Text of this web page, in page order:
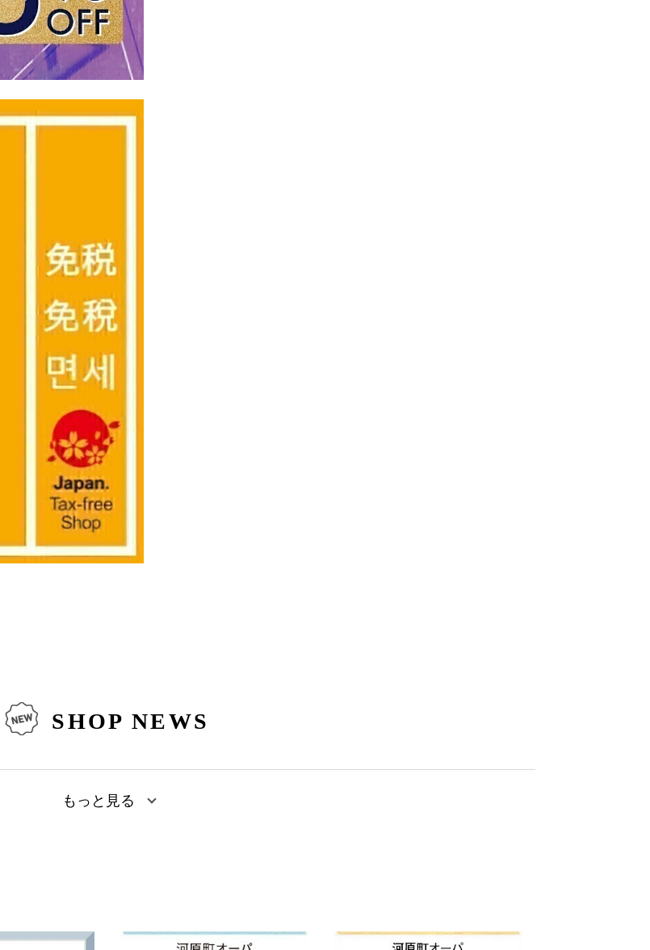
SHOP NEWS
もっと見る